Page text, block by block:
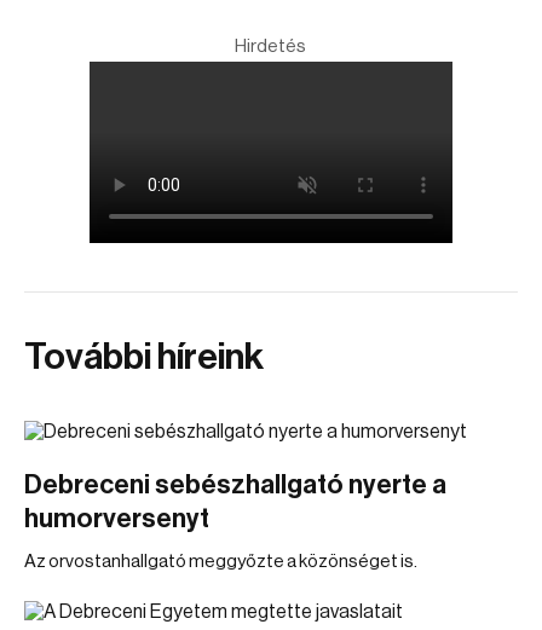
Hirdetés
További híreink
Debreceni sebészhallgató nyerte a
humorversenyt
Az orvostanhallgató meggyőzte a közönséget is.